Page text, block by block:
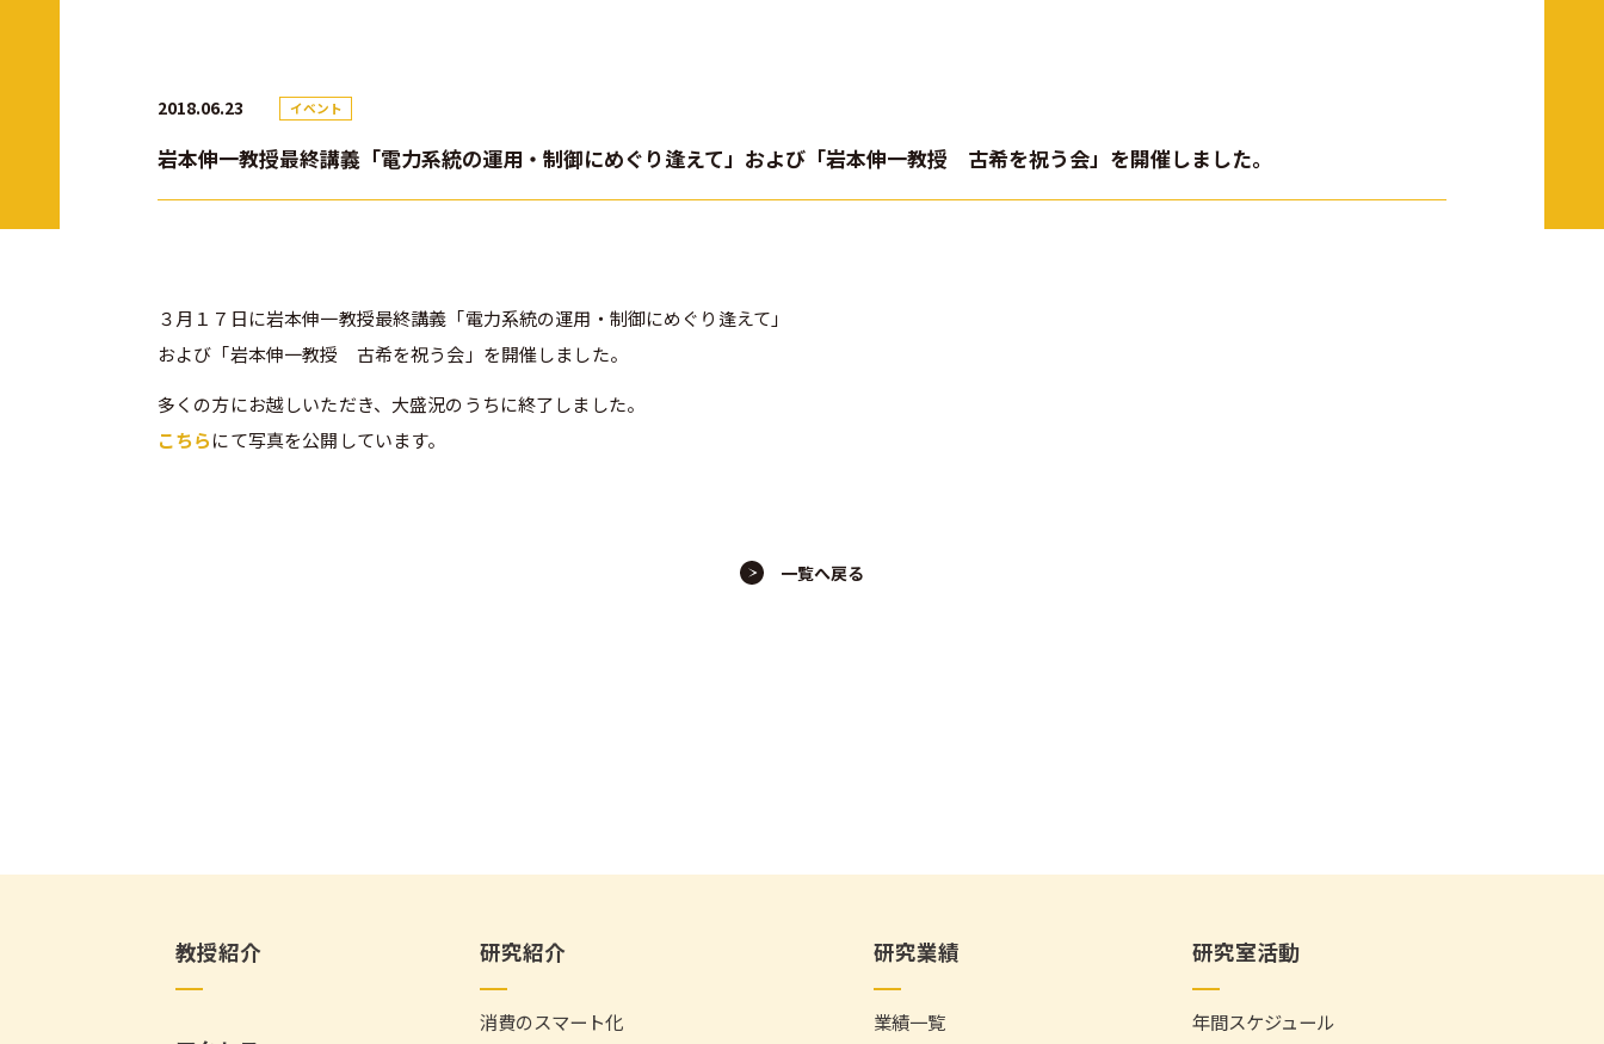
2018.06.23 イベント
岩本伸一教授最終講義「電力系統の運用・制御にめぐり逢えて」および「岩本伸一教授 古希を祝う会」を開催しました。
３月１７日に岩本伸一教授最終講義「電力系統の運用・制御にめぐり逢えて」
および「岩本伸一教授 古希を祝う会」を開催しました。
多くの方にお越しいただき、大盛況のうちに終了しました。
こちらにて写真を公開しています。
一覧へ戻る
教授紹介 研究紹介
消費のスマート化
研究業績
業績一覧
研究室活動
年間スケジュール